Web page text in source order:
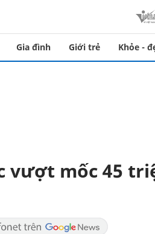
Gia đình Giới trẻ Khỏe -
vượt mốc 45